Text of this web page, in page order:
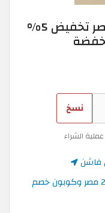
كود خصم سيتي ماكس مصر تخفيض 5%
نسخ
الشراء
فاشن
العودة إلى كود خصم ماكس 2026 مصر وكوبون خصم